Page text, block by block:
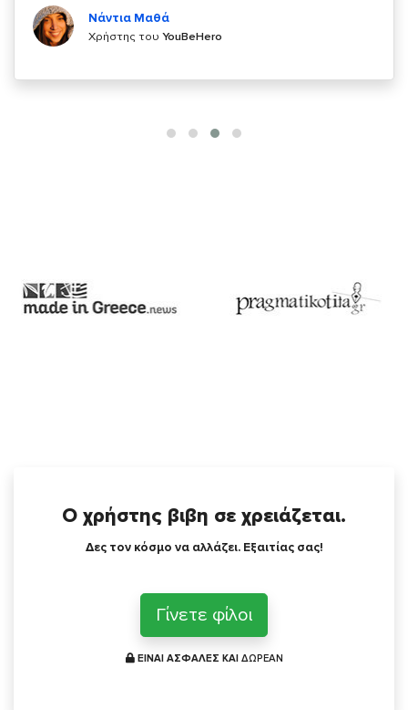
Χρήστης τουYouBeHero
Ο χρήστης βιβη σε χρειάζεται.
Δες τον κόσμο να αλλάζει. Εξαιτίας σας!
Γίνετε φίλοι
ΕΙΝΑΙ ΑΣΦΑΛΕΣ ΚΑΙ ΔΩΡΕΑΝ